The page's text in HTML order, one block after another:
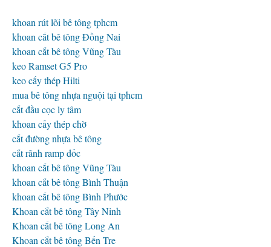
khoan rút lõi bê tông tphcm
khoan cắt bê tông Đồng Nai
khoan cắt bê tông Vũng Tàu
keo Ramset G5 Pro
keo cấy thép Hilti
mua bê tông nhựa nguội tại tphcm
cắt đầu cọc ly tâm
khoan cấy thép chờ
cắt đường nhựa bê tông
cắt rãnh ramp dốc
khoan cắt bê tông Vũng Tàu
khoan cắt bê tông Bình Thuận
khoan cắt bê tông Bình Phước
Khoan cắt bê tông Tây Ninh
Khoan cắt bê tông Long An
Khoan cắt bê tông Bến Tre